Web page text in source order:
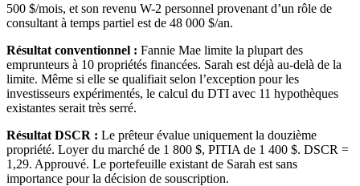
500 $/mois, et son revenu W-2 personnel provenant d’un rôle de
consultant à temps partiel est de 48 000 $/an.
Résultat conventionnel : Fannie Mae limite la plupart des
emprunteurs à 10 propriétés financées. Sarah est déjà au-delà de la
limite. Même si elle se qualifiait selon l’exception pour les
investisseurs expérimentés, le calcul du DTI avec 11 hypothèques
existantes serait très serré.
Résultat DSCR : Le prêteur évalue uniquement la douzième
propriété. Loyer du marché de 1 800 $, PITIA de 1 400 $. DSCR =
1,29. Approuvé. Le portefeuille existant de Sarah est sans
importance pour la décision de souscription.